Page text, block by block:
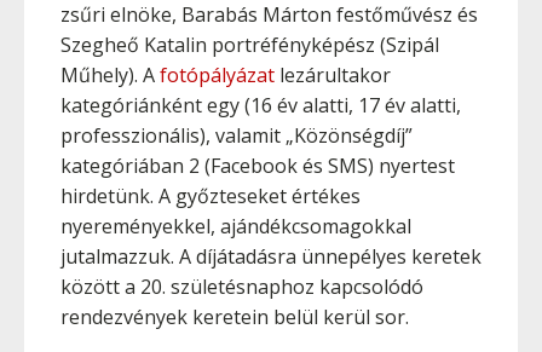
zsűri elnöke, Barabás Márton festőművész és
Szegheő Katalin portréfényképész (Szipál
Műhely). Afotópályázat lezárultakor
kategóriánként egy (16 év alatti, 17 év alatti,
professzionális), valamit „Közönségdíj”
kategóriában 2 (Facebook és SMS) nyertest
hirdetünk. A győzteseket értékes
nyereményekkel, ajándékcsomagokkal
jutalmazzuk. A díjátadásra ünnepélyes keretek
között a 20. születésnaphoz kapcsolódó
rendezvények keretein belül kerül sor.